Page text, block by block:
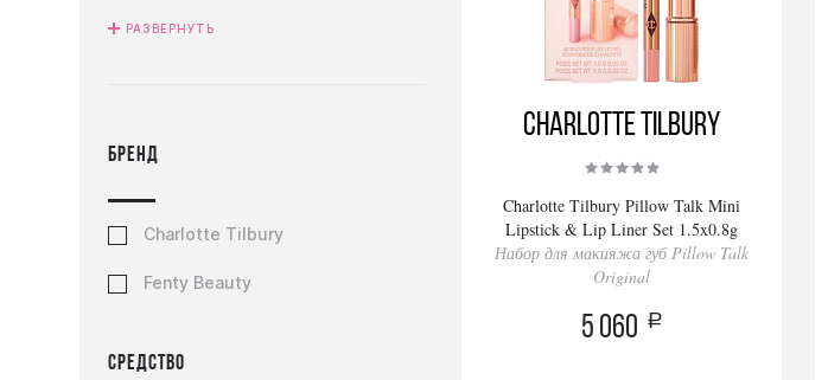
РАЗВЕРНУТЬ
Бренд
Charlotte Tilbury
Fenty Beauty
Средство
Charlotte Tilbury
Charlotte Tilbury Pillow Talk Mini
Lipstick & Lip Liner Set 1.5x0.8g
Набор для макияжа губ Pillow Talk
Original
5 060 a